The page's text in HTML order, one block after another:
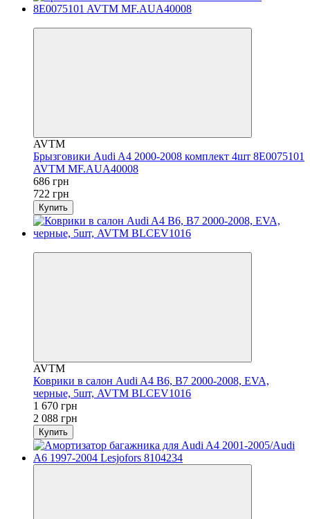
AVTM
Брызговики Audi A4 2000-2008 комплект 4шт 8E0075101
AVTM MF.AUA40008
686 грн
722 грн
Купить
AVTM
Коврики в салон Audi A4 В6, B7 2000-2008, EVA,
черные, 5шт, AVTM BLCEV1016
1 670 грн
2 088 грн
Купить